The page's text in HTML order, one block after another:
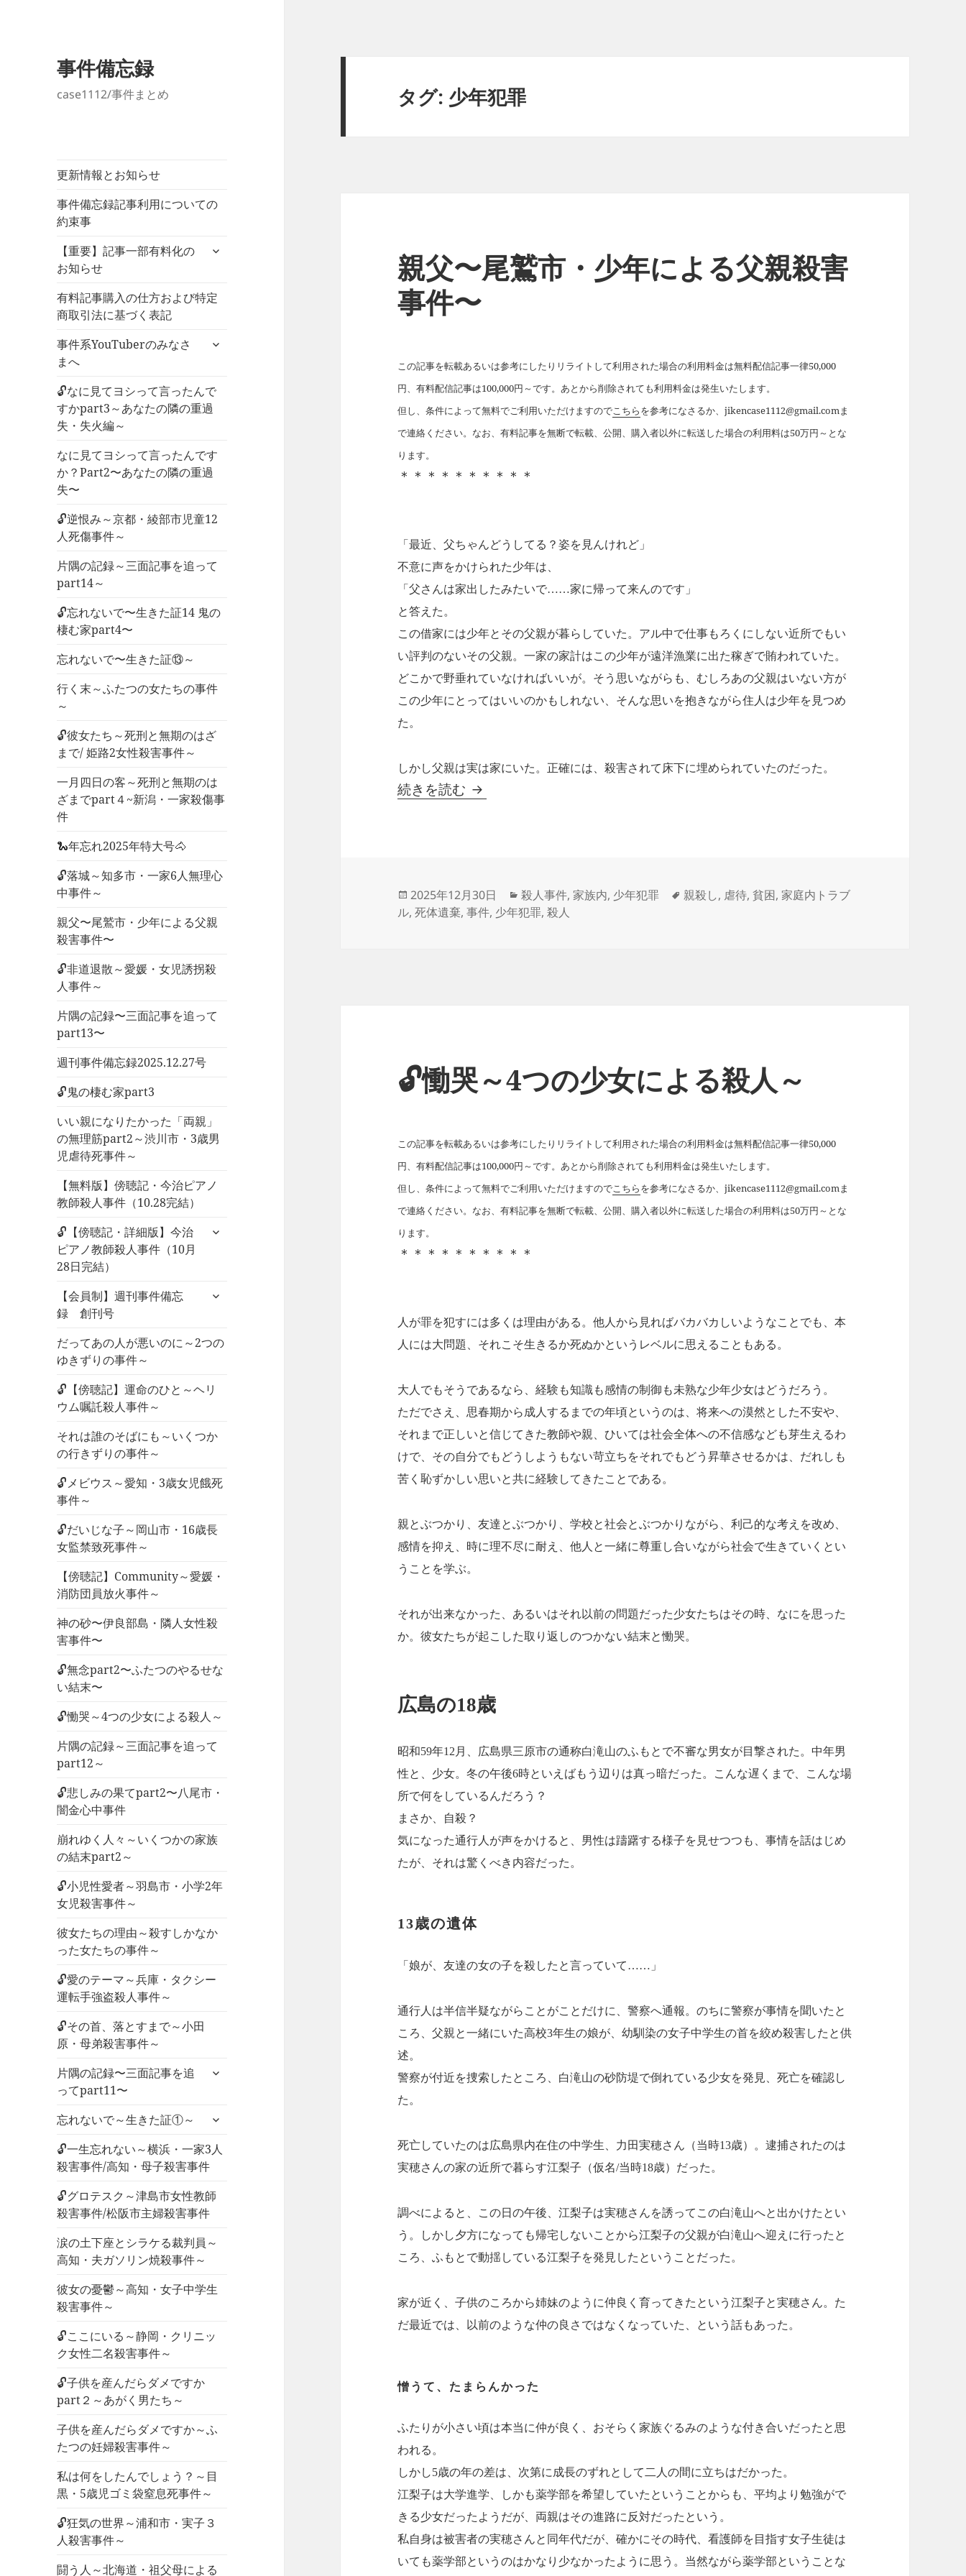
事件備忘録
case1112/事件まとめ
更新情報とお知らせ
事件備忘録記事利用についての
約束事
【重要】記事一部有料化の
お知らせ
サ
ニ
を
有料記事購入の仕方および特定
商取引法に基づく表記
事件系YouTuberのみなさ
まへ
サ
ニ
ュ
展
開
🔓なに見てヨシって言ったんで
すかpart3～あなたの隣の重過
失・失火編～
なに見てヨシって言ったんです
か？Part2〜あなたの隣の重過
失〜
🔓逆恨み～京都・綾部市児童12
人死傷事件～
片隅の記録～三面記事を追って
part14～
🔓忘れないで〜生きた証14 鬼の
棲む家part4〜
忘れないで〜生きた証⑬～
行く末～ふたつの女たちの事件
～
🔓彼女たち～死刑と無期のはざ
まで/ 姫路2女性殺害事件～
一月四日の客～死刑と無期のは
ざまでpart４~新潟・一家殺傷事
件
🐍年忘れ2025年特大号🐴
🔓落城～知多市・一家6人無理心
中事件～
親父〜尾鷲市・少年による父親
殺害事件〜
🔓非道退散～愛媛・女児誘拐殺
人事件～
片隅の記録〜三面記事を追って
part13〜
週刊事件備忘録2025.12.27号
🔓鬼の棲む家part3
いい親になりたかった「両親」
の無理筋part2～渋川市・3歳男
児虐待死事件～
【無料版】傍聴記・今治ピアノ
教師殺人事件（10.28完結）
🔓【傍聴記・詳細版】今治
ピアノ教師殺人事件（10月
28日完結）
サ
ュ
展
【会員制】週刊事件備忘
録 創刊号
サ
ニ
を
だってあの人が悪いのに～2つの
ゆきずりの事件～
🔓【傍聴記】運命のひと～ヘリ
ウム嘱託殺人事件～
それは誰のそばにも～いくつか
の行きずりの事件～
🔓メビウス～愛知・3歳女児餓死
事件～
🔓だいじな子～岡山市・16歳長
女監禁致死事件～
【傍聴記】Community～愛媛・
消防団員放火事件～
神の砂〜伊良部島・隣人女性殺
害事件〜
🔓無念part2〜ふたつのやるせな
い結末〜
🔓慟哭～4つの少女による殺人～
片隅の記録～三面記事を追って
part12～
🔓悲しみの果てpart2〜八尾市・
闇金心中事件
崩れゆく人々～いくつかの家族
の結末part2～
🔓小児性愛者～羽島市・小学2年
女児殺害事件～
彼女たちの理由～殺すしかなか
った女たちの事件～
🔓愛のテーマ～兵庫・タクシー
運転手強盗殺人事件～
🔓その首、落とすまで～小田
原・母弟殺害事件～
片隅の記録〜三面記事を追
ってpart11〜
サ
ニ
ー
を
開
忘れないで～生きた証①～
サ
メ
ニ
ー
を
開
🔓一生忘れない～横浜・一家3人
殺害事件/高知・母子殺害事件
🔓グロテスク～津島市女性教師
殺害事件/松阪市主婦殺害事件
涙の土下座とシラケる裁判員～
高知・夫ガソリン焼殺事件～
彼女の憂鬱～高知・女子中学生
殺害事件～
🔓ここにいる～静岡・クリニッ
ク女性二名殺害事件～
🔓子供を産んだらダメですか
part２～あがく男たち～
子供を産んだらダメですか～ふ
たつの妊婦殺害事件～
私は何をしたんでしょう？～目
黒・5歳児ゴミ袋窒息死事件～
🔓狂気の世界～浦和市・実子３
人殺害事件～
闘う人～北海道・祖父母による
タグ: 少年犯罪
親父〜尾鷲市・少年による父親殺害
事件〜
この記事を転載あるいは参考にしたりリライトして利用された場合の利用料金は無料配信記事一律50,000
円、有料配信記事は100,000円～です。あとから削除されても利用料金は発生いたします。
但し、条件によって無料でご利用いただけますのでこちらを参考になさるか、jikencase1112@gmail.comま
で連絡ください。なお、有料記事を無断で転載、公開、購入者以外に転送した場合の利用料は50万円～とな
ります。
＊＊＊＊＊＊＊＊＊＊
「最近、父ちゃんどうしてる？姿を見んけれど」
不意に声をかけられた少年は、
「父さんは家出したみたいで……家に帰って来んのです」
と答えた。
この借家には少年とその父親が暮らしていた。アル中で仕事もろくにしない近所でもい
い評判のないその父親。一家の家計はこの少年が遠洋漁業に出た稼ぎで賄われていた。
どこかで野垂れていなければいいが。そう思いながらも、むしろあの父親はいない方が
この少年にとってはいいのかもしれない、そんな思いを抱きながら住人は少年を見つめ
た。
しかし父親は実は家にいた。正確には、殺害されて床下に埋められていたのだった。
続きを読む 親父〜尾鷲市・少年による父親殺害事件〜
投
稿
2025年12月30日
カ
テ
殺人事件, 家族内, 少年犯罪
タ
親殺し, 虐待,貧困, 家庭内トラブ
ル,死体遺棄,事件, 少年犯罪,殺人
🔓慟哭～4つの少女による殺人～
この記事を転載あるいは参考にしたりリライトして利用された場合の利用料金は無料配信記事一律50,000
円、有料配信記事は100,000円～です。あとから削除されても利用料金は発生いたします。
但し、条件によって無料でご利用いただけますのでこちらを参考になさるか、jikencase1112@gmail.comま
で連絡ください。なお、有料記事を無断で転載、公開、購入者以外に転送した場合の利用料は50万円～とな
ります。
＊＊＊＊＊＊＊＊＊＊
人が罪を犯すには多くは理由がある。他人から見ればバカバカしいようなことでも、本
人には大問題、それこそ生きるか死ぬかというレベルに思えることもある。
大人でもそうであるなら、経験も知識も感情の制御も未熟な少年少女はどうだろう。
ただでさえ、思春期から成人するまでの年頃というのは、将来への漠然とした不安や、
それまで正しいと信じてきた教師や親、ひいては社会全体への不信感なども芽生えるわ
けで、その自分でもどうしようもない苛立ちをそれでもどう昇華させるかは、だれしも
苦く恥ずかしい思いと共に経験してきたことである。
親とぶつかり、友達とぶつかり、学校と社会とぶつかりながら、利己的な考えを改め、
感情を抑え、時に理不尽に耐え、他人と一緒に尊重し合いながら社会で生きていくとい
うことを学ぶ。
それが出来なかった、あるいはそれ以前の問題だった少女たちはその時、なにを思った
か。彼女たちが起こした取り返しのつかない結末と慟哭。
広島の18歳
昭和59年12月、広島県三原市の通称白滝山のふもとで不審な男女が目撃された。中年男
性と、少女。冬の午後6時といえばもう辺りは真っ暗だった。こんな遅くまで、こんな場
所で何をしているんだろう？
まさか、自殺？
気になった通行人が声をかけると、男性は躊躇する様子を見せつつも、事情を話はじめ
たが、それは驚くべき内容だった。
13歳の遺体
「娘が、友達の女の子を殺したと言っていて……」
通行人は半信半疑ながらことがことだけに、警察へ通報。のちに警察が事情を聞いたと
ころ、父親と一緒にいた高校3年生の娘が、幼馴染の女子中学生の首を絞め殺害したと供
述。
警察が付近を捜索したところ、白滝山の砂防堤で倒れている少女を発見、死亡を確認し
た。
死亡していたのは広島県内在住の中学生、力田実穂さん（当時13歳）。逮捕されたのは
実穂さんの家の近所で暮らす江梨子（仮名/当時18歳）だった。
調べによると、この日の午後、江梨子は実穂さんを誘ってこの白滝山へと出かけたとい
う。しかし夕方になっても帰宅しないことから江梨子の父親が白滝山へ迎えに行ったと
ころ、ふもとで動揺している江梨子を発見したということだった。
家が近く、子供のころから姉妹のように仲良く育ってきたという江梨子と実穂さん。た
だ最近では、以前のような仲の良さではなくなっていた、という話もあった。
憎うて、たまらんかった
ふたりが小さい頃は本当に仲が良く、おそらく家族ぐるみのような付き合いだったと思
われる。
しかし5歳の年の差は、次第に成長のずれとして二人の間に立ちはだかった。
江梨子は大学進学、しかも薬学部を希望していたということからも、平均より勉強がで
きる少女だったようだが、両親はその進路に反対だったという。
私自身は被害者の実穂さんと同年代だが、確かにその時代、看護師を目指す女子生徒は
いても薬学部というのはかなり少なかったように思う。当然ながら薬学部ということな